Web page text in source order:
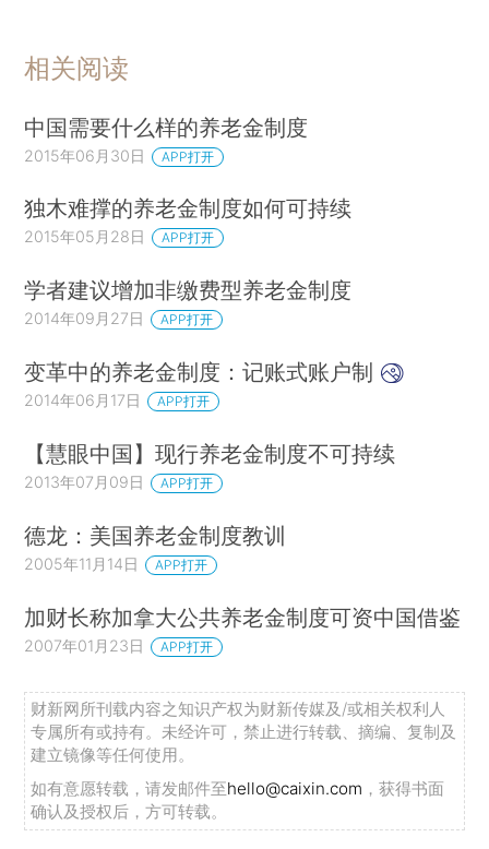
相关阅读
中国需要什么样的养老金制度
2015年06月30日 APP打开
独木难撑的养老金制度如何可持续
2015年05月28日 APP打开
学者建议增加非缴费型养老金制度
2014年09月27日 APP打开
变革中的养老金制度：记账式账户制
2014年06月17日 APP打开
【慧眼中国】现行养老金制度不可持续
2013年07月09日 APP打开
德龙：美国养老金制度教训
2005年11月14日 APP打开
加财长称加拿大公共养老金制度可资中国借鉴
2007年01月23日 APP打开
财新网所刊载内容之知识产权为财新传媒及/或相关权利人
专属所有或持有。未经许可，禁止进行转载、摘编、复制及
建立镜像等任何使用。
如有意愿转载，请发邮件至hello@caixin.com ，获得书面
确认及授权后，方可转载。